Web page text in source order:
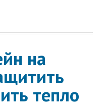
на
тепло